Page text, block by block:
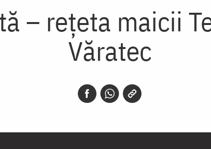
– rețeta maicii
Văratec